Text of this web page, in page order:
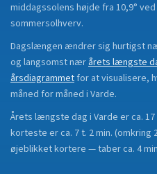
middagssolens højde fra 10,9°
sommersolhverv.
Dagslængen ændrer sig hurtigst
og langsomst nærårets længste
årsdiagrammetfor at visualisere,
måned for måned i Varde.
Årets længste dag i Varde er ca.
korteste er ca. 7 t. 2 min. (omkring
øjeblikketkortere —taberca. 4